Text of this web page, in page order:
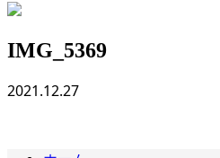
IMG_5369
2021.12.27